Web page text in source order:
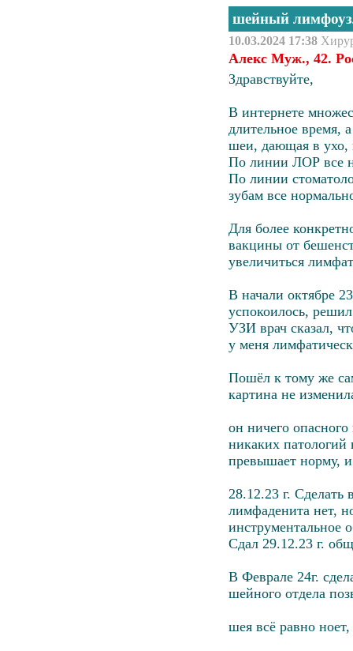
шейный
10.03.2024 17:38
Алекс Муж., 42.
Здравствуйте,
В интернете
длительное время,
шеи, дающая в ухо,
По линии ЛОР все
По линии
зубам все
Для более
вакцины от
увеличиться
В начали октябре
успокоилось,
УЗИ врач сказал,
у меня
Пошёл к тому же
картина не
он ничего
никаких
превышает норму,
28.12.23 г. Сделать
лимфаденита нет,
инструментальное
Сдал 29.12.23 г.
В Феврале 24г.
шейного отдела
шея всё равно